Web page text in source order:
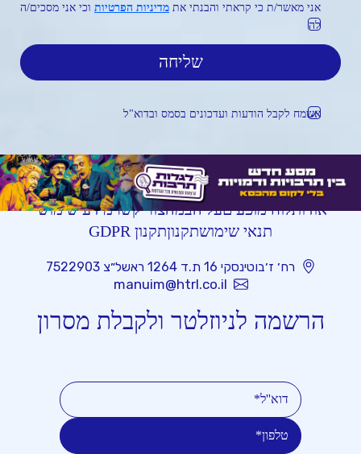
אני מאשר/ת כי קראתי והבנתי את מדיניות הפרטיות וכי אני מסכים/ה
לה
אשמח לקבל הודעות ועדכונים בסמס ובדוא"ל
אודותלוח מופעיםעל הבמהצור קשרמידע שימושי
תנאי שימושתקנוןתקנון GDPR
רח׳ ז׳בוטינסקי 16 ת.ד 1264 ראשל״צ 7522903
manuim@htrl.co.il
הרשמה לניוזלטר ולקבלת מסרון